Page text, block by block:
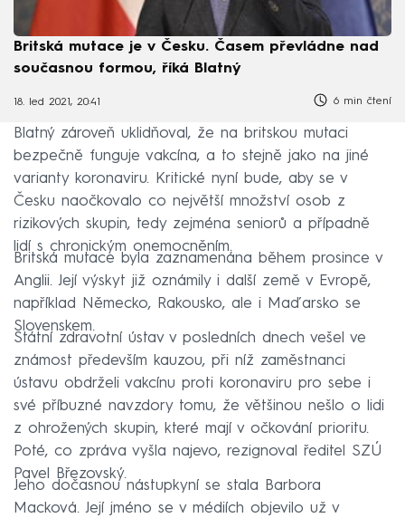
Britská mutace je v Česku. Časem převládne nad
současnou formou, říká Blatný
18. led 2021, 20:41 6 min čtení
Blatný zároveň uklidňoval, že na britskou mutaci
bezpečně funguje vakcína, a to stejně jako na jiné
varianty koronaviru. Kritické nyní bude, aby se v
Česku naočkovalo co největší množství osob z
rizikových skupin, tedy zejména seniorů a případně
lidí s chronickým onemocněním.
Britská mutace byla zaznamenána během prosince v
Anglii. Její výskyt již oznámily i další země v Evropě,
například Německo, Rakousko, ale i Maďarsko se
Slovenskem.
Státní zdravotní ústav v posledních dnech vešel ve
známost především kauzou, při níž zaměstnanci
ústavu obdrželi vakcínu proti koronaviru pro sebe i
své příbuzné navzdory tomu, že většinou nešlo o lidi
z ohrožených skupin, které mají v očkování prioritu.
Poté, co zpráva vyšla najevo, rezignoval ředitel SZÚ
Pavel Březovský.
Jeho dočasnou nástupkyní se stala Barbora
Macková. Její jméno se v médiích objevilo už v